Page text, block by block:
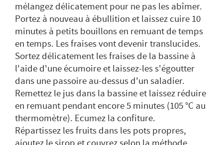
mélangez délicatement pour ne pas les abîmer.
Portez à nouveau à ébullition et laissez cuire 10
minutes à petits bouillons en remuant de temps
en temps. Les fraises vont devenir translucides.
Sortez délicatement les fraises de la bassine à
l'aide d'une écumoire et laissez-les s'égoutter
dans une passoire au-dessus d'un saladier.
Remettez le jus dans la bassine et laissez réduire
en remuant pendant encore 5 minutes (105 °C au
thermomètre). Ecumez la confiture.
Répartissez les fruits dans les pots propres,
ajoutez le sirop et couvrez selon la méthode